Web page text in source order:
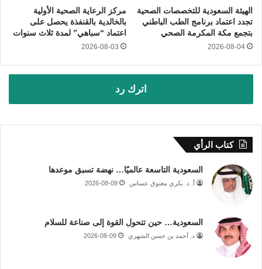
الهيئة السعودية للتخصصات الصحية
تجدد اعتماد برنامج الطب الباطني
بتجمع مكة المكرمة الصحي
2026-08-04
مركز الرعاية الصحية الأولية
بالخالدية بالقنفذة يحصل على
اعتماد “سباهي” لمدة ثلاث سنوات
2026-08-03
اترك رد
كتاب الرأي
السعودية التاسعة عالميًا… نهضة تسبق موعدها
أ. د. بكري معتوق عساس 2026-08-09
السعودية… حين تتحول القوة إلى صناعة للسلام
د. أحمد بن حسن الشهري 2026-08-09